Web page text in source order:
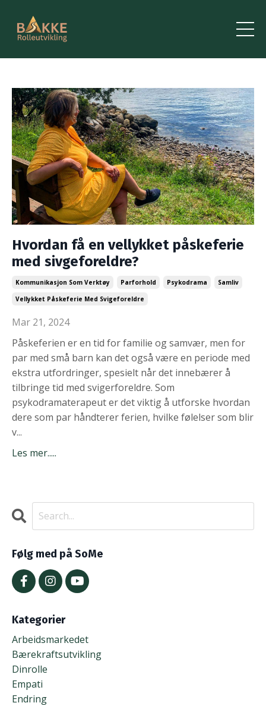
Hvordan få en vellykket påskeferie
med sivgeforeldre?
Kommunikasjon Som Verktøy Parforhold Psykodrama
Samliv
Vellykket Påskeferie Med Svigeforeldre
Mar 21, 2024
Påskeferien er en tid for familie og samvær, men for
par med små barn kan det også være en periode med
ekstra utfordringer, spesielt når det innebærer å
tilbringe tid med svigerforeldre. Som
psykodramaterapeut er det viktig å utforske hvordan
dere som par håndterer ferien, hvilke følelser som blir
v...
Les mer.....
Følg med på SoMe
Kategorier
Arbeidsmarkedet
Bærekraftsutvikling
Dinrolle
Empati
Endring